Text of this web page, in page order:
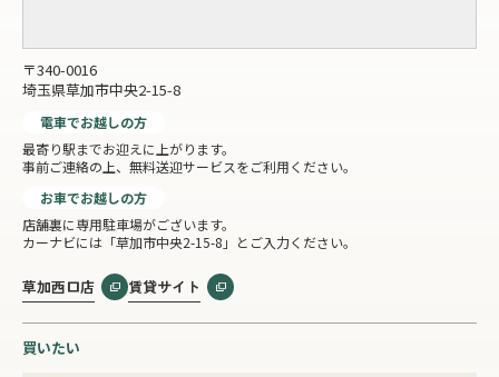
〒340-0016
埼玉県草加市中央2-15-8
電車でお越しの方
最寄り駅までお迎えに上がります。
事前ご連絡の上、無料送迎サービスをご利用ください。
お車でお越しの方
店舗裏に専用駐車場がございます。
カーナビには「草加市中央2-15-8」とご入力ください。
草加西口店 賃貸サイト
買いたい